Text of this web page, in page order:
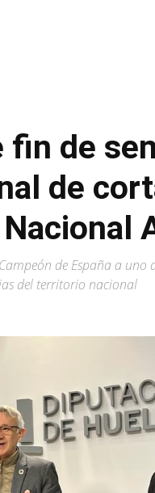
fin de
de
de España a uno
del territorio nacional